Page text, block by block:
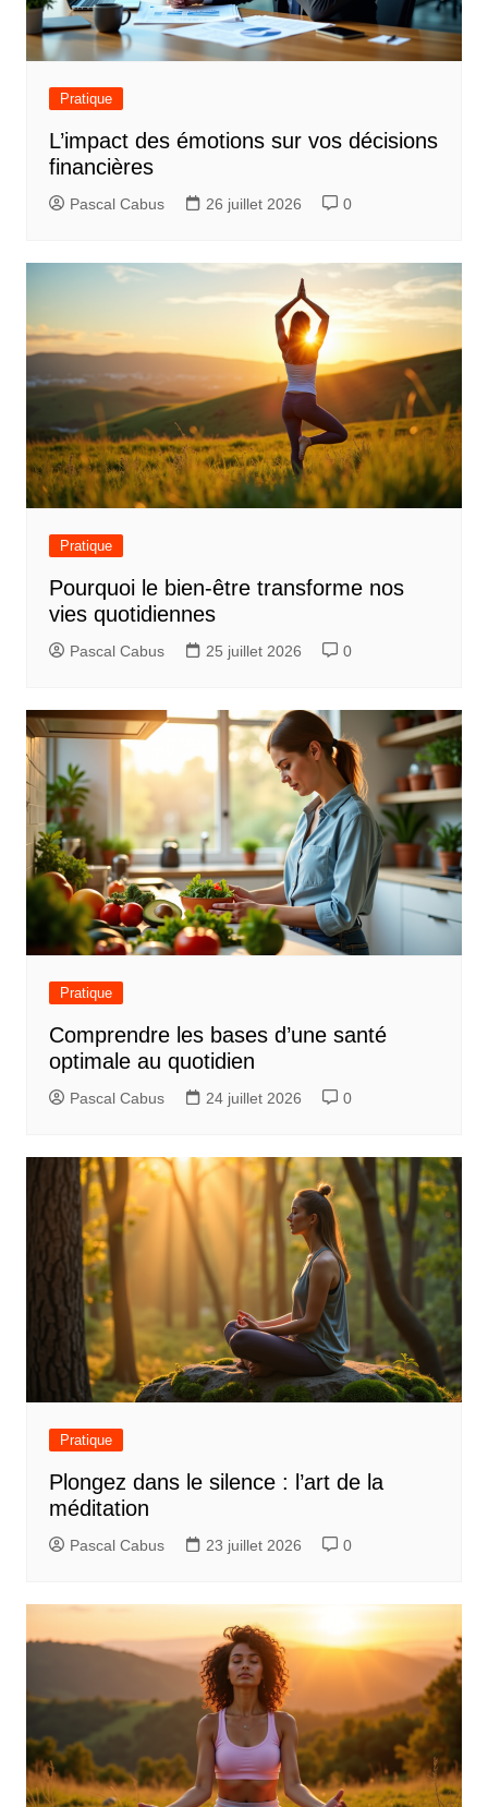
Pratique
L’impact des émotions sur vos décisions
financières
Pascal Cabus 26 juillet 2026 0
Pratique
Pourquoi le bien-être transforme nos
vies quotidiennes
Pascal Cabus 25 juillet 2026 0
Pratique
Comprendre les bases d’une santé
optimale au quotidien
Pascal Cabus 24 juillet 2026 0
Pratique
Plongez dans le silence : l’art de la
méditation
Pascal Cabus 23 juillet 2026 0